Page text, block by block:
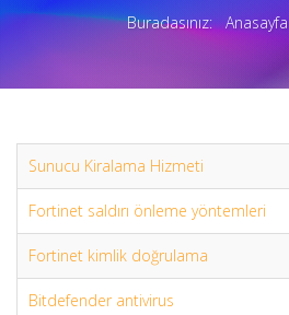
Buradasınız: Anasayfa
Sunucu Kiralama Hizmeti
Fortinet saldırı önleme yöntemleri
Fortinet kimlik doğrulama
Bitdefender antivirus